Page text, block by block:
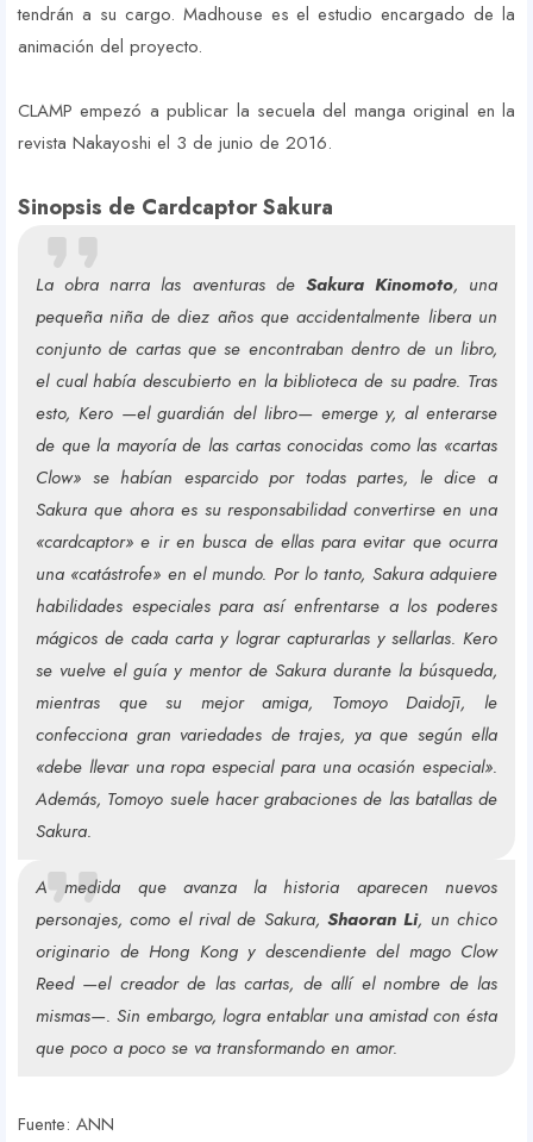
tendrán a su cargo. Madhouse es el estudio encargado de la
animación del proyecto.
CLAMP empezó a publicar la secuela del manga original en la
revista Nakayoshi el 3 de junio de 2016.
Sinopsis de Cardcaptor Sakura
La obra narra las aventuras de Sakura Kinomoto, una
pequeña niña de diez años que accidentalmente libera un
conjunto de cartas que se encontraban dentro de un libro,
el cual había descubierto en la biblioteca de su padre. Tras
esto, Kero —el guardián del libro— emerge y, al enterarse
de que la mayoría de las cartas conocidas como las «cartas
Clow» se habían esparcido por todas partes, le dice a
Sakura que ahora es su responsabilidad convertirse en una
«cardcaptor» e ir en busca de ellas para evitar que ocurra
una «catástrofe» en el mundo. Por lo tanto, Sakura adquiere
habilidades especiales para así enfrentarse a los poderes
mágicos de cada carta y lograr capturarlas y sellarlas.​ Kero
se vuelve el guía y mentor de Sakura durante la búsqueda,
mientras que su mejor amiga, Tomoyo Daidōji, le
confecciona gran variedades de trajes, ya que según ella
«debe llevar una ropa especial para una ocasión especial».
Además, Tomoyo suele hacer grabaciones de las batallas de
Sakura.
A medida que avanza la historia aparecen nuevos
personajes, como el rival de Sakura, Shaoran Li,​ un chico
originario de Hong Kong y descendiente del mago Clow
Reed —el creador de las cartas, de allí el nombre de las
mismas—.​ Sin embargo, logra entablar una amistad con ésta
que poco a poco se va transformando en amor.
Fuente: ANN